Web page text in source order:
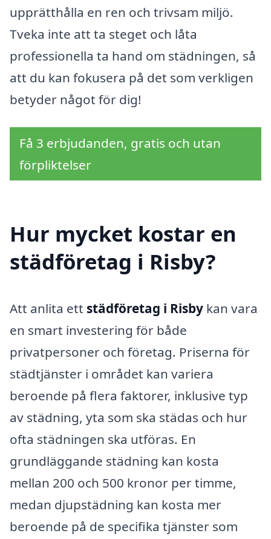
upprätthålla en ren och trivsam miljö.
Tveka inte att ta steget och låta
professionella ta hand om städningen, så
att du kan fokusera på det som verkligen
betyder något för dig!
Få 3 erbjudanden, gratis och utan
förpliktelser
Hur mycket kostar en
städföretag i Risby?
Att anlita ett städföretag i Risby kan vara
en smart investering för både
privatpersoner och företag. Priserna för
städtjänster i området kan variera
beroende på flera faktorer, inklusive typ
av städning, yta som ska städas och hur
ofta städningen ska utföras. En
grundläggande städning kan kosta
mellan 200 och 500 kronor per timme,
medan djupstädning kan kosta mer
beroende på de specifika tjänster som